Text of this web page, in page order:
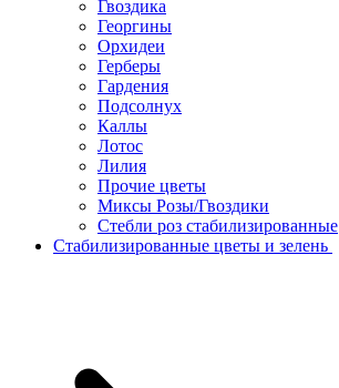
Гвоздика
Георгины
Орхидеи
Герберы
Гардения
Подсолнух
Каллы
Лотос
Лилия
Прочие цветы
Миксы Розы/Гвоздики
Стебли роз стабилизированные
Стабилизированные цветы и зелень